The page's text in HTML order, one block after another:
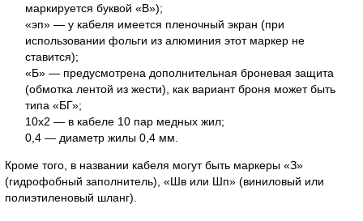
маркируется буквой «В»);
«эп» — у кабеля имеется пленочный экран (при
использовании фольги из алюминия этот маркер не
ставится);
«Б» — предусмотрена дополнительная броневая защита
(обмотка лентой из жести), как вариант броня может быть
типа «БГ»;
10х2 — в кабеле 10 пар медных жил;
0,4 — диаметр жилы 0,4 мм.
Кроме того, в названии кабеля могут быть маркеры «З»
(гидрофобный заполнитель), «Шв или Шп» (виниловый или
полиэтиленовый шланг).